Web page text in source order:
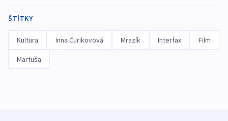
ŠTÍTKY
Kultura Inna Čurikovová Mrazík Interfax Film
Marfuša